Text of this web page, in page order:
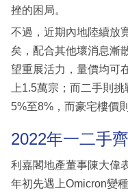
挫的困局。
不過，近期內地陸續放
矣，配合其他壞消息漸
望重展活力，量價均可
上1.5萬宗；而二手則
5%至8%，而豪宅樓價
2022年一二手
利嘉閣地產董事陳大偉
年初先遇上Omicron變